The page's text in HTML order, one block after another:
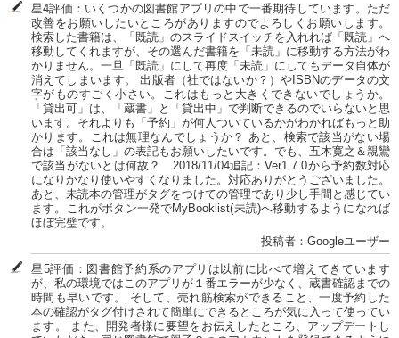
星4評価：いくつかの図書館アプリの中で一番期待しています。ただ
改善をお願いしたいところがありますのでよろしくお願いします。
検索した書籍は、「既読」のスライドスイッチを入れれば「既読」へ
移動してくれますが、その選んだ書籍を「未読」に移動する方法がわ
かりません。一旦「既読」にして再度「未読」にしてもデータ自体が
消えてしまいます。 出版者（社ではないか？）やISBNのデータの文
字がものすごく小さい。これはもっと大きくできないでしょうか。
「貸出可」は、「蔵書」と「貸出中」で判断できるのでいらないと思
います。それよりも「予約」が何人ついているかがわかればもっと助
かります。これは無理なんでしょうか？ あと、検索で該当がない場
合は「該当なし」の表記もお願いしたいです。でも、五木寛之＆親鸞
で該当がないとは何故？ 2018/11/04追記：Ver1.7.0から予約数対応
になりかなり使いやすくなりました。対応ありがとうございました。
あと、未読本の管理がタグをつけての管理であり少し手間と感じてい
ます。これがボタン一発でMyBooklist(未読)へ移動するようになれば
ほぼ完璧です。
投稿者：Googleユーザー
星5評価：図書館予約系のアプリは以前に比べて増えてきています
が、私の環境ではこのアプリが１番エラーが少なく、蔵書確認までの
時間も早いです。 そして、売れ筋検索ができること、一度予約した
本の確認がタグ付けされて簡単にできるところが気に入って使ってい
ます。 また、開発者様に要望をお伝えしたところ、アップデートし